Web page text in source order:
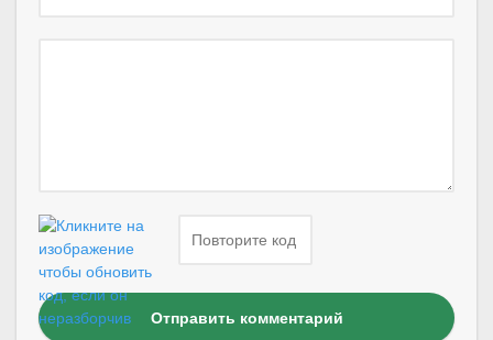
Отправить комментарий